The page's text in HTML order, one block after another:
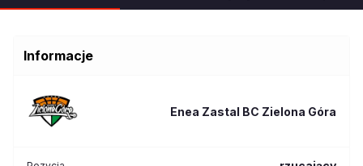
Informacje
Enea Zastal BC Zielona Góra